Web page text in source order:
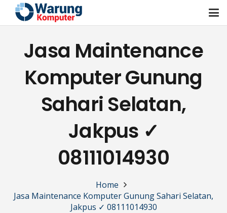
Jasa Maintenance
Komputer Gunung
Sahari Selatan,
Jakpus ✓
08111014930
Home
Jasa Maintenance Komputer Gunung Sahari Selatan,
Jakpus ✓ 08111014930